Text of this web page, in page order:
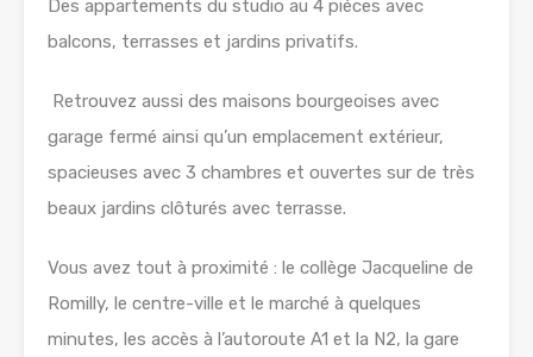
Des appartements du studio au 4 pièces avec
balcons, terrasses et jardins privatifs.
Retrouvez aussi des maisons bourgeoises avec
garage fermé ainsi qu’un emplacement extérieur,
spacieuses avec 3 chambres et ouvertes sur de très
beaux jardins clôturés avec terrasse.
Vous avez tout à proximité : le collège Jacqueline de
Romilly, le centre-ville et le marché à quelques
minutes, les accès à l’autoroute A1 et la N2, la gare